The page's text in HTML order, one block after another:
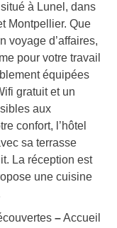
à Lunel, dans
Montpellier. Que
voyage d’affaires,
pour votre travail
équipées
gratuit et un
aux
confort, l’hôtel
sa terrasse
La réception est
une cuisine
–Accueil